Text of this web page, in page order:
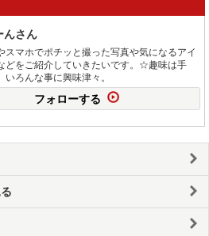
んさん
スマホでポチッと撮った写真や気になるアイ
どをご紹介していきたいです。☆趣味は手
ろんな事に興味津々。
フォローする